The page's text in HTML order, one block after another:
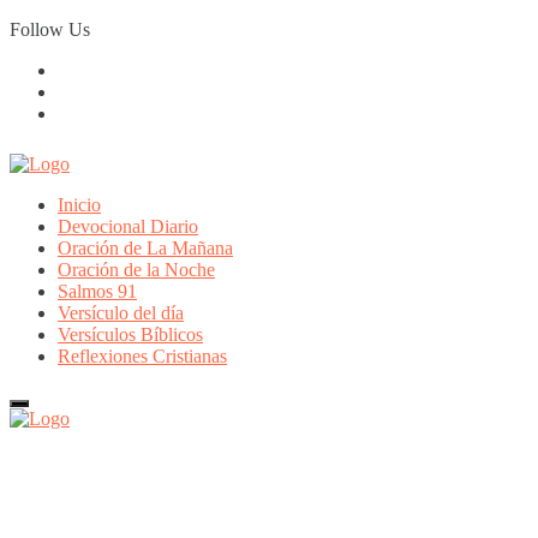
Skip
to
Follow Us
Inicio
Devocional Diario
Oración de La Mañana
Oración de la Noche
Salmos 91
Versículo del día
Versículos Bíblicos
Reflexiones Cristianas